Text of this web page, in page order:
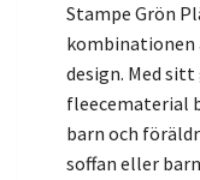
Stampe Grön
kombinationen
design. Med
fleecematerial
barn och
soffan eller